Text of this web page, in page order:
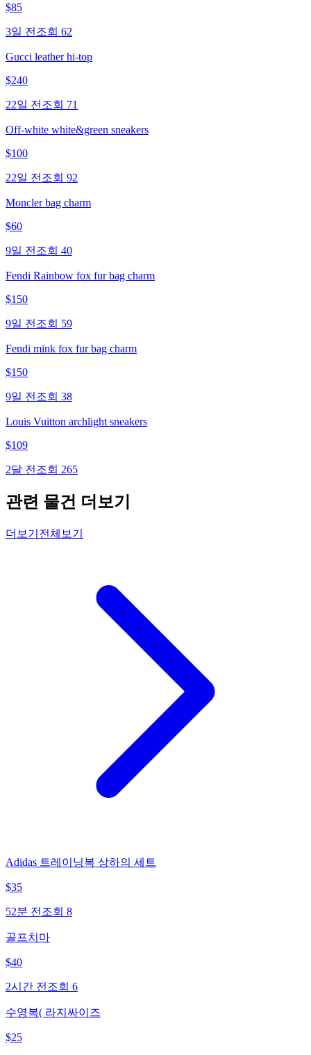
$85
3일 전 조회 62
Gucci leather hi-top
$240
22일 전 조회 71
Off-white white&green sneakers
$100
22일 전 조회 92
Moncler bag charm
$60
9일 전 조회 40
Fendi Rainbow fox fur bag charm
$150
9일 전 조회 59
Fendi mink fox fur bag charm
$150
9일 전 조회 38
Louis Vuitton archlight sneakers
$109
2달 전 조회 265
관련 물건 더보기
더보기 전체보기
Adidas 트레이닝복 상하의 세트
$35
52분 전 조회 8
골프치마
$40
2시간 전 조회 6
수영복( 라지싸이즈
$25